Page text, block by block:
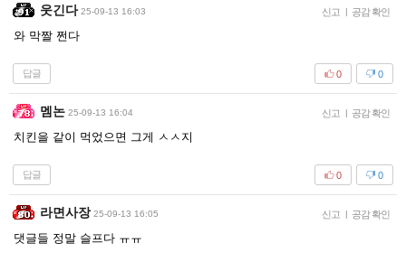
웃긴다 25-09-13 16:03 신고 | 공감 확인
와 막짤 쩐다
답글 0
0
멤논 25-09-13 16:04 신고 | 공감 확인
치킨을 같이 먹었으면 그게 ㅅㅅ지
답글 0
0
라면사장 25-09-13 16:05 신고 | 공감 확인
댓글들 정말 슬프다 ㅠㅠ